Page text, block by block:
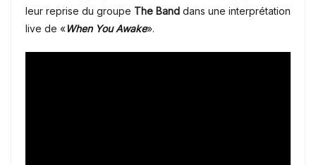
leur reprise du groupe The Band dans une interprétation
live de «When You Awake».